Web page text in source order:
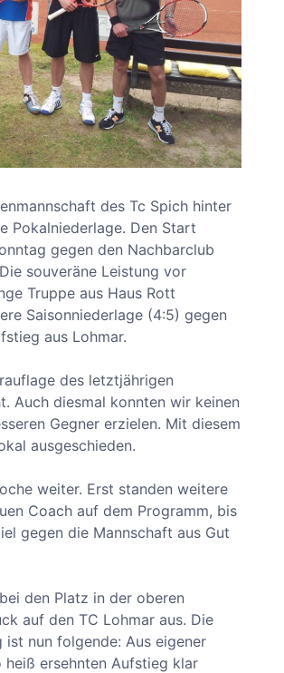
des Tc Spich hinter
Pokalniederlage. Den Start
gegen den Nachbarclub
souveräne Leistung vor
Truppe aus Haus Rott
Saisonniederlage (4:5) gegen
aus Lohmar.
des letztjährigen
Auch diesmal konnten wir keinen
Gegner erzielen. Mit diesem
ausgeschieden.
weiter. Erst standen weitere
Coach auf dem Programm, bis
gegen die Mannschaft aus Gut
den Platz in der oberen
auf den TC Lohmar aus. Die
ist nun folgende: Aus eigener
ersehnten Aufstieg klar